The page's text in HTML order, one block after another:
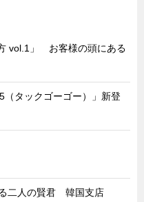
A
vol.1」 お客様の頭にある
（タックゴーゴー）」新登
る二人の賢君 韓国支店